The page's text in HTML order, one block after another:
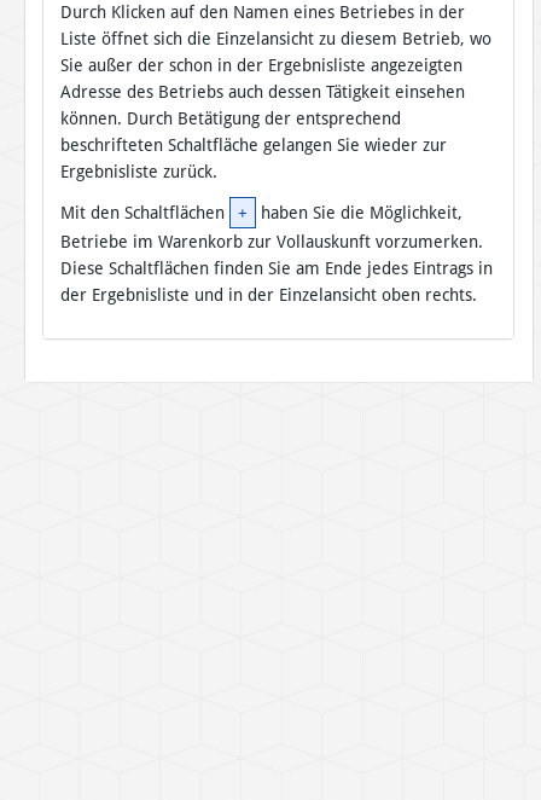
Durch Klicken auf den Namen eines Betriebes in der
Liste öffnet sich die Einzelansicht zu diesem Betrieb, wo
Sie außer der schon in der Ergebnisliste angezeigten
Adresse des Betriebs auch dessen Tätigkeit einsehen
können. Durch Betätigung der entsprechend
beschrifteten Schaltfläche gelangen Sie wieder zur
Ergebnisliste zurück.
Mit den Schaltflächen +
haben Sie die Möglichkeit,
Betriebe im Warenkorb zur Vollauskunft vorzumerken.
Diese Schaltflächen finden Sie am Ende jedes Eintrags in
der Ergebnisliste und in der Einzelansicht oben rechts.